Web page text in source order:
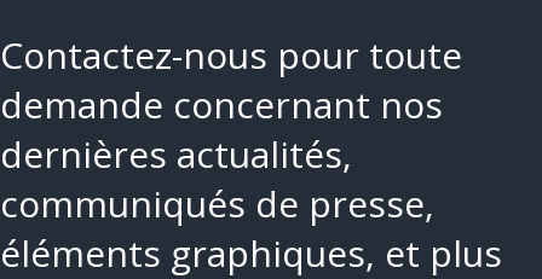
Contactez-nous pour toute
demande concernant nos
dernières actualités,
communiqués de presse,
éléments graphiques, et plus